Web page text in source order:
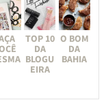
TOP 10
DA
BLOGU
EIRA
O BOM
DA
BAHIA